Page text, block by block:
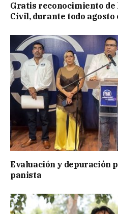
Gratis reconocimiento
Civil, durante todo agosto
Evaluación y depuración
panista